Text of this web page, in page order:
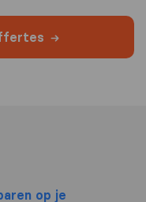
op je